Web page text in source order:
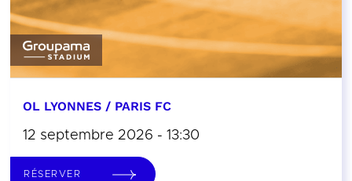
OL LYONNES / PARIS FC
12 septembre 2026 - 13:30
RÉSERVER